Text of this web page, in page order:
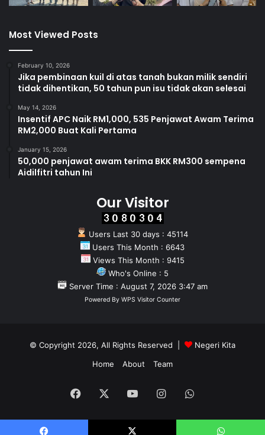
Most Viewed Posts
February 10, 2026
Jika pembinaan kuil di atas tanah bukan milik sendiri
tidak dihentikan, 50 tahun pun isu tidak akan selesai
May 14, 2026
Insentif APC Naik RM1,000, 535 Penjawat Awam Terima
RM2,000 Buat Kali Pertama
January 15, 2026
50,000 penjawat awam terima BKK RM300 sempena
Aidilfitri tahun Ini
Our Visitor
Users Last 30 days : 45114
Users This Month : 6643
Views This Month : 9415
Who's Online : 5
Server Time : August 7, 2026 3:47 am
Powered By WPS Visitor Counter
© Copyright 2026, All Rights Reserved |
Negeri Kita
Home
About Team
Facebook YouTubeInstagramWhatsApp